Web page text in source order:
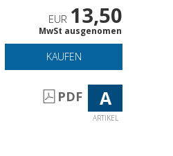
EUR 13,50
MwSt ausgenomen
KAUFEN
PDF A
ARTIKEL